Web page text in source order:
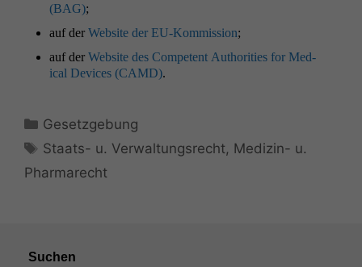
(BAG);
auf der Web­site der EU-Kom­mis­sion;
auf der Web­site des Com­pe­tent Author­i­ties for Med­
ical Devices (CAMD).
Kategorien
Gesetzgebung
Schlagwörter
Staats- u. Verwaltungsrecht, Medizin- u.
Pharmarecht
Suchen